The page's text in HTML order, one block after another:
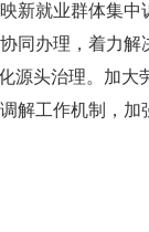
新就业群体集
同办理，着力
源头治理。加
解工作机制，